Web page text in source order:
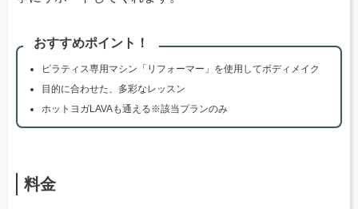
おすすめポイント！
ピラティス専用マシン「リフォーマー」を使用してボディメイク
目的に合わせた、多彩なレッスン
ホットヨガLAVAも通える※該当プランのみ
料金